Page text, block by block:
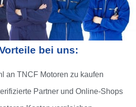
bei uns:
an TNCF Motoren zu kaufen
Partner und Online-Shops